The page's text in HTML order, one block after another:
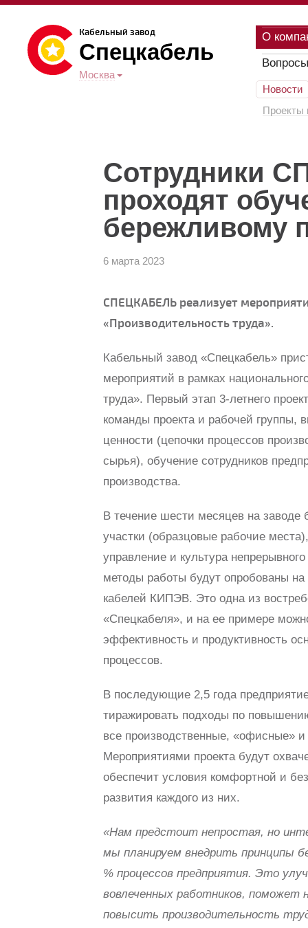
Кабельный завод
Спецкабель
Москва
О
Новости
Проекты
Сотрудники
проходят
бережливому
6 марта 2023
СПЕЦКАБЕЛЬ реализует
«Производительность труда».
Кабельный завод «Спецкабель»
мероприятий в рамках
труда». Первый этап 3-летнего
команды проекта и рабочей группы,
ценности (цепочки процессов
сырья), обучение сотрудников
производства.
В течение шести месяцев на заводе
участки (образцовые рабочие
управление и культура
методы работы будут опробованы на
кабелей КИПЭВ. Это одна из
«Спецкабеля», и на ее примере
эффективность и продуктивность
процессов.
В последующие 2,5 года
тиражировать подходы по
все производственные, «офисные»
Мероприятиями проекта будут
обеспечит условия комфортной и
развития каждого из них.
«Нам предстоит непростая, но
мы планируем внедрить принципы
% процессов предприятия. Это
вовлеченных работников,
повысить производительность